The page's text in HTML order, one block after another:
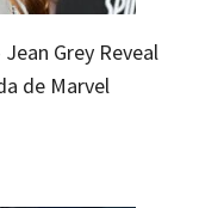
Grey Reveal
de Marvel